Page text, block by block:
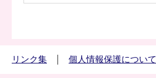
リンク集 個人情報保護について